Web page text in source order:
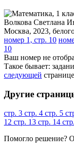
номер 1, стр. 10
10
Ваш номер не
Такое бывает:
следующей
Другие
стр. 3 стр. 4 стр. 5
12 стр. 13 стр. 14
Помогло решение?